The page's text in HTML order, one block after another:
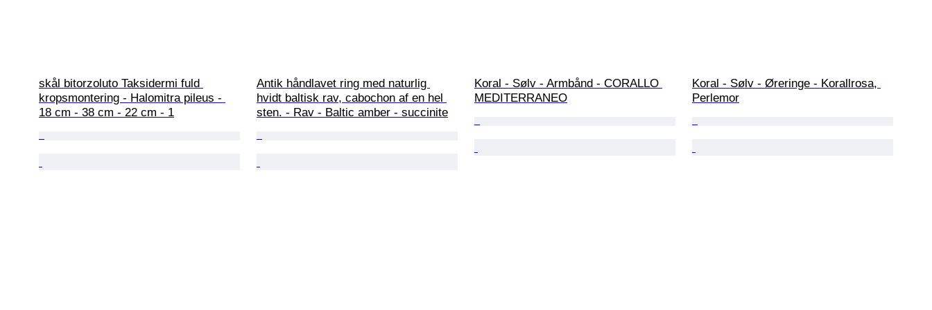
skål bitorzoluto Taksidermi fuld
kropsmontering - Halomitra pileus -
18 cm - 38 cm - 22 cm - 1
Antik håndlavet ring med naturlig
hvidt baltisk rav, cabochon af en hel
sten. - Rav - Baltic amber - succinite
Koral - Sølv - Armbånd - CORALLO
MEDITERRANEO
Koral - Sølv - Øreringe - Korallrosa,
Perlemor